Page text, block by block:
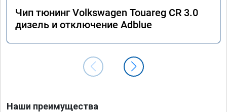
Чип тюнинг Volkswagen Touareg CR 3.0
дизель и отключение Adblue
Наши преимущества